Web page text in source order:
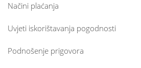
Načini plaćanja
Uvjeti iskorištavanja pogodnosti
Podnošenje prigovora